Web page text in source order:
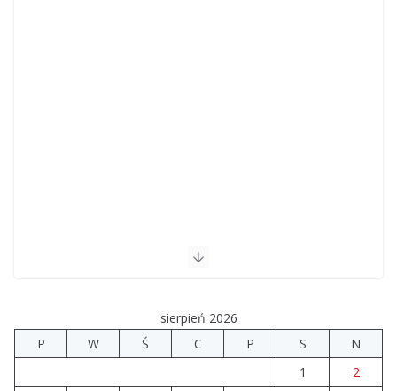
sierpień 2026
P
W Ś C P S
N
1
2